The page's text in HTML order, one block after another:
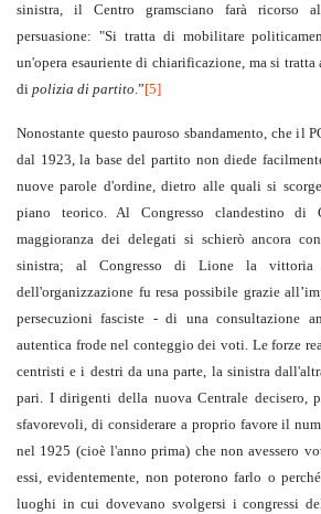
sinistra, il Centro gramsciano farà ricorso
persuasione: "Si tratta di mobilitare
un'opera esauriente di chiarificazione, ma si
di polizia di partito.”[5]
Nonostante questo pauroso sbandamento, che il
dal 1923, la base del partito non diede
nuove parole d'ordine, dietro alle quali si
piano teorico. Al Congresso clandestino di
maggioranza dei delegati si schierò ancora
sinistra; al Congresso di Lione la vittoria
dell'organizzazione fu resa possibile grazie
persecuzioni fasciste - di una consultazione
autentica frode nel conteggio dei voti. Le forze
centristi e i destri da una parte, la sinistra
pari. I dirigenti della nuova Centrale decisero,
sfavorevoli, di considerare a proprio favore il
nel 1925 (cioè l'anno prima) che non avessero
essi, evidentemente, non poterono farlo o
luoghi in cui dovevano svolgersi i congressi